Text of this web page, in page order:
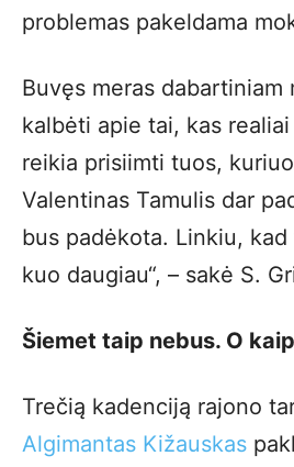
problemas pakeldama
Buvęs meras dabartiniam
kalbėti apie tai, kas realiai
reikia prisiimti tuos,
Valentinas Tamulis dar
bus padėkota. Linkiu,
kuo daugiau“, – sakė S.
Šiemet taip nebus. O
Trečią kadenciją rajono
Algimantas Kižauskas